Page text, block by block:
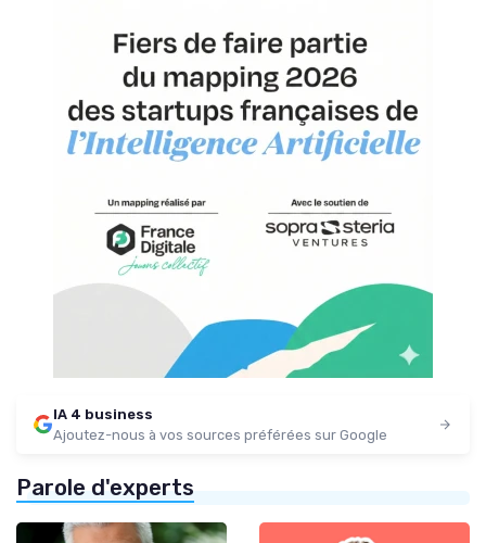
IA 4 business
Ajoutez-nous à vos sources préférées sur Google
Parole d'experts